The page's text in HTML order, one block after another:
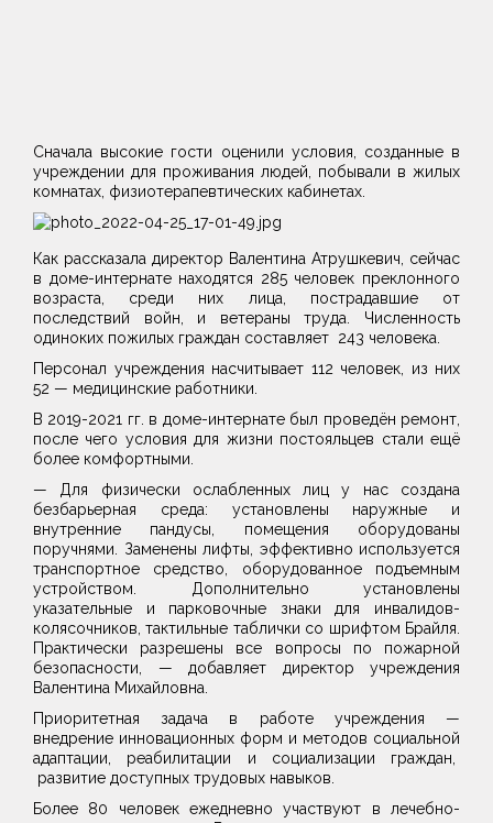
Сначала высокие гости оценили условия, созданные в
учреждении для проживания людей, побывали в жилых
комнатах, физиотерапевтических кабинетах.
Как рассказала директор Валентина Атрушкевич, сейчас
в доме-интернате находятся 285 человек преклонного
возраста, среди них лица, пострадавшие от
последствий войн, и ветераны труда. Численность
одиноких пожилых граждан составляет 243 человека.
Персонал учреждения насчитывает 112 человек, из них
52 — медицинские работники.
В 2019-2021 гг. в доме-интернате был проведён ремонт,
после чего условия для жизни постояльцев стали ещё
более комфортными.
— Для физически ослабленных лиц у нас создана
безбарьерная среда: установлены наружные и
внутренние пандусы, помещения оборудованы
поручнями. Заменены лифты, эффективно используется
транспортное средство, оборудованное подъемным
устройством. Дополнительно установлены
указательные и парковочные знаки для инвалидов-
колясочников, тактильные таблички со шрифтом Брайля.
Практически разрешены все вопросы по пожарной
безопасности, — добавляет директор учреждения
Валентина Михайловна.
Приоритетная задача в работе учреждения —
внедрение инновационных форм и методов социальной
адаптации, реабилитации и социализации граждан,
развитие доступных трудовых навыков.
Более 80 человек ежедневно участвуют в лечебно-